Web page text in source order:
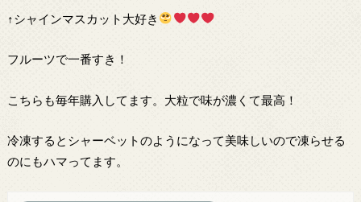
↑シャインマスカット大好き
フルーツで一番すき！
こちらも毎年購入してます。大粒で味が濃くて最高！
冷凍するとシャーベットのようになって美味しいので凍らせる
のにもハマってます。